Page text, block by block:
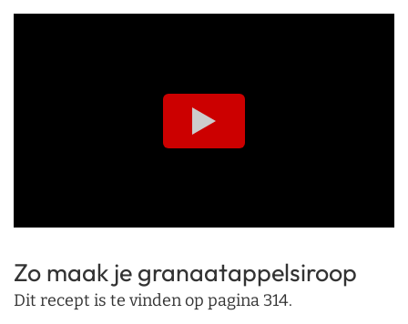
Zo maak je granaatappelsiroop
Dit recept is te vinden op pagina 314.